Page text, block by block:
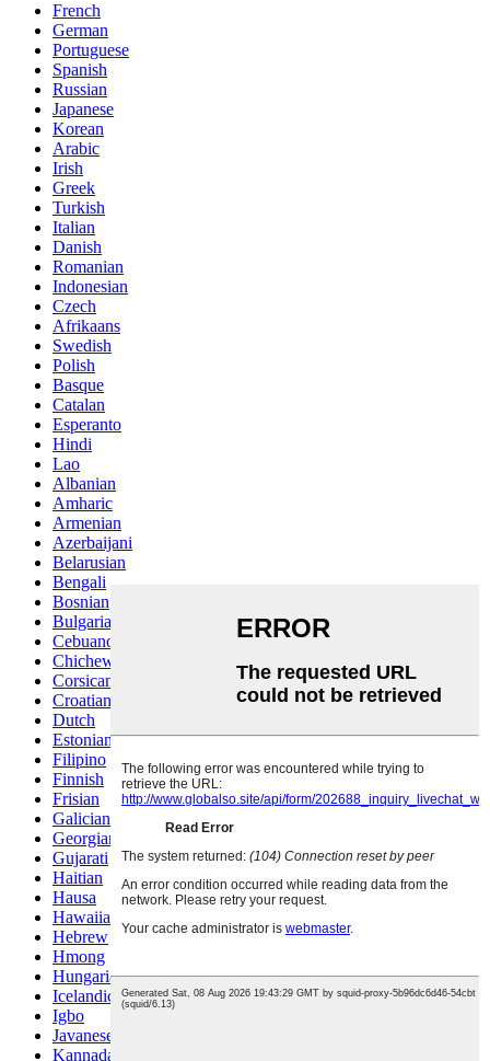
French
German
Portuguese
Spanish
Russian
Japanese
Korean
Arabic
Irish
Greek
Turkish
Italian
Danish
Romanian
Indonesian
Czech
Afrikaans
Swedish
Polish
Basque
Catalan
Esperanto
Hindi
Lao
Albanian
Amharic
Armenian
Azerbaijani
Belarusian
Bengali
Bosnian
Bulgarian
Cebuano
Chichewa
Corsican
Croatian
Dutch
Estonian
Filipino
Finnish
Frisian
Galician
Georgian
Gujarati
Haitian
Hausa
Hawaiian
Hebrew
Hmong
Hungarian
Icelandic
Igbo
Javanese
Kannada